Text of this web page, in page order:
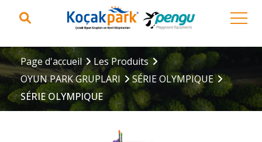
Page d'accueil
Les Produits
OYUN PARK GRUPLARI
SÉRIE OLYMPIQUE
SÉRIE OLYMPIQUE